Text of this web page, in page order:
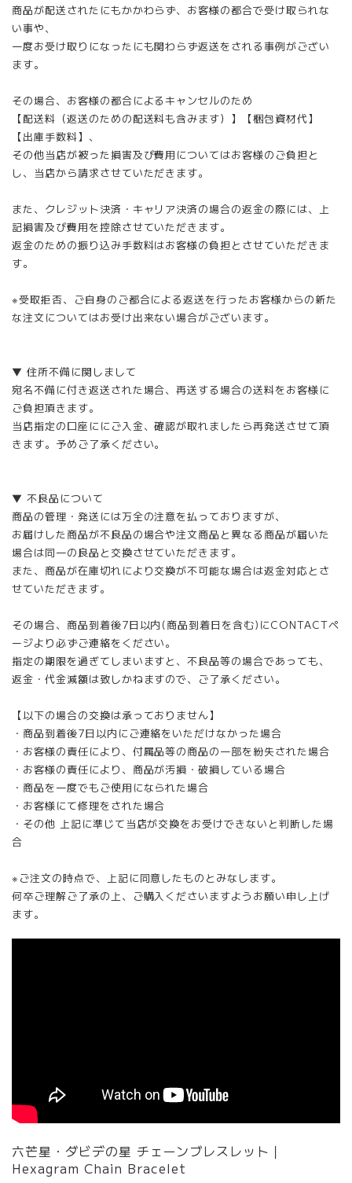
商品が配送されたにもかかわらず、お客様の都合で受け取られな
い事や、
一度お受け取りになったにも関わらず返送をされる事例がござい
ます。
その場合、お客様の都合によるキャンセルのため
【配送料（返送のための配送料も含みます）】【梱包資材代】
【出庫手数料】、
その他当店が被った損害及び費用についてはお客様のご負担と
し、当店から請求させていただきます。
また、クレジット決済・キャリア決済の場合の返金の際には、上
記損害及び費用を控除させていただきます。
返金のための振り込み手数料はお客様の負担とさせていただきま
す。
※受取拒否、ご自身のご都合による返送を行ったお客様からの新た
な注文についてはお受け出来ない場合がございます。
▼ 住所不備に関しまして
宛名不備に付き返送された場合、再送する場合の送料をお客様に
ご負担頂きます。
当店指定の口座ににご入金、確認が取れましたら再発送させて頂
きます。予めご了承ください。
▼ 不良品について
商品の管理・発送には万全の注意を払っておりますが、
お届けした商品が不良品の場合や注文商品と異なる商品が届いた
場合は同一の良品と交換させていただきます。
また、商品が在庫切れにより交換が不可能な場合は返金対応とさ
せていただきます。
その場合、商品到着後7日以内(商品到着日を含む)にCONTACTペ
ージより必ずご連絡をください。
指定の期限を過ぎてしまいますと、不良品等の場合であっても、
返金・代金減額は致しかねますので、ご了承ください。
【以下の場合の交換は承っておりません】
・商品到着後7日以内にご連絡をいただけなかった場合
・お客様の責任により、付属品等の商品の一部を紛失された場合
・お客様の責任により、商品が汚損・破損している場合
・商品を一度でもご使用になられた場合
・お客様にて修理をされた場合
・その他 上記に準じて当店が交換をお受けできないと判断した場
合
※ご注文の時点で、上記に同意したものとみなします。
何卒ご理解ご了承の上、ご購入くださいますようお願い申し上げ
ます。
六芒星・ダビデの星 チェーンブレスレット｜
Hexagram Chain Bracelet